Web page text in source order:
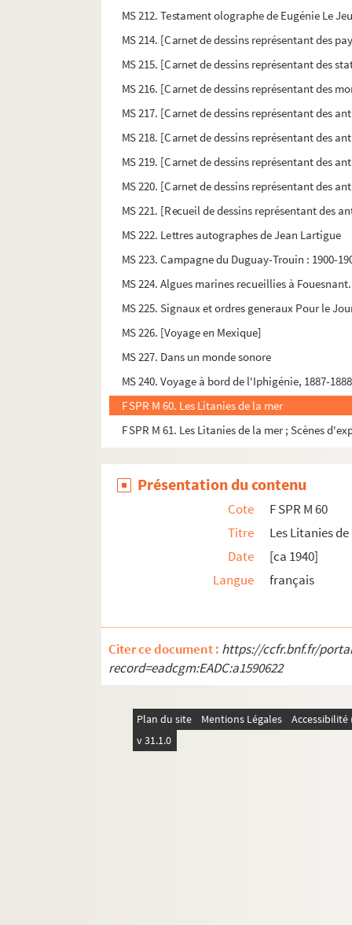
MS 212. Testament olographe de Eugénie Le
MS 214. [Carnet de dessins représentant des
MS 215. [Carnet de dessins représentant des
MS 216. [Carnet de dessins représentant des
MS 217. [Carnet de dessins représentant des
MS 218. [Carnet de dessins représentant des
MS 219. [Carnet de dessins représentant des
MS 220. [Carnet de dessins représentant des
MS 221. [Recueil de dessins représentant des
MS 222. Lettres autographes de Jean Lartigue
MS 223. Campagne du Duguay-Trouin : 1900-
MS 224. Algues marines recueillies à
MS 225. Signaux et ordres generaux Pour le
MS 226. [Voyage en Mexique]
MS 227. Dans un monde sonore
MS 240. Voyage à bord de l'Iphigénie, 1887-1888
F SPR M 60. Les Litanies de la mer
F SPR M 61. Les Litanies de la mer ; Scènes
Présentation du contenu
Cote
F SPR M 60
Titre
Les Litanies
Date
[ca 1940]
Langue
français
Citer ce document : https://ccfr.bnf.fr/
record=eadcgm:EADC:a1590622
Plan du site Mentions Légales
v 31.1.0